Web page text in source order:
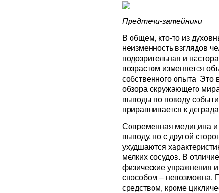
Предтечи-затейники
В общем, кто-то из
неизменность взглядов
подозрительная и
возрастом изменяется
собственного опыта. Это
обзора окружающего мира
выводы по поводу
приравнивается к
Современная медицина и
выводу, но с другой
ухудшаются
мелких сосудов. В
физические упражнения
способом – невозможна.
средством, кроме